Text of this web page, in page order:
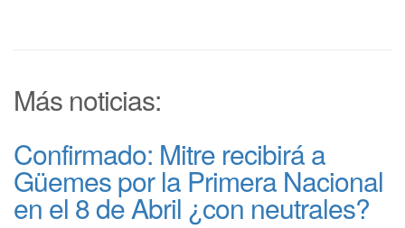
Más noticias:
Confirmado: Mitre recibirá a
Güemes por la Primera Nacional
en el 8 de Abril ¿con neutrales?